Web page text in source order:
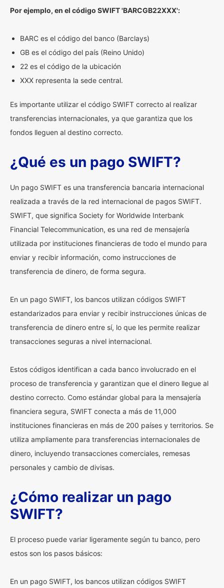
Por ejemplo, en el código SWIFT 'BARCGB22XXX':
BARC es el código del banco (Barclays)
GB es el código del país (Reino Unido)
22 es el código de la ubicación
XXX representa la sede central.
Es importante utilizar el código SWIFT correcto al realizar
transferencias internacionales, ya que garantiza que los
fondos lleguen al destino correcto.
¿Qué es un pago SWIFT?
Un pago SWIFT es una transferencia bancaria internacional
realizada a través de la red internacional de pagos SWIFT.
SWIFT, que significa Society for Worldwide Interbank
Financial Telecommunication, es una red de mensajería
utilizada por instituciones financieras de todo el mundo para
enviar y recibir información, como instrucciones de
transferencia de dinero, de forma segura.
En un pago SWIFT, los bancos utilizan códigos SWIFT
estandarizados para enviar y recibir instrucciones únicas de
transferencia de dinero entre sí, lo que les permite realizar
transacciones seguras a nivel internacional.
Estos códigos identifican a cada banco involucrado en el
proceso de transferencia y garantizan que el dinero llegue al
destino correcto. Como estándar global para la mensajería
financiera segura, SWIFT conecta a más de 11,000
instituciones financieras en más de 200 países y territorios. Se
utiliza ampliamente para transferencias internacionales de
dinero, incluyendo transacciones comerciales, remesas
personales y cambio de divisas.
¿Cómo realizar un pago
SWIFT?
El proceso puede variar ligeramente según tu banco, pero
estos son los pasos básicos:
En un pago SWIFT, los bancos utilizan códigos SWIFT